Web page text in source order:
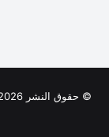
© حقوق النشر 2026، جميع الحقوق محفوظة